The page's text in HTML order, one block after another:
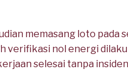
memasang loto
verifikasi nol energi
selesai tanpa